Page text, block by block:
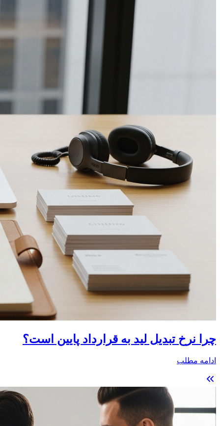
چرا نرخ تبدیل لید به قرارداد پایین است؟
ادامه مطلب